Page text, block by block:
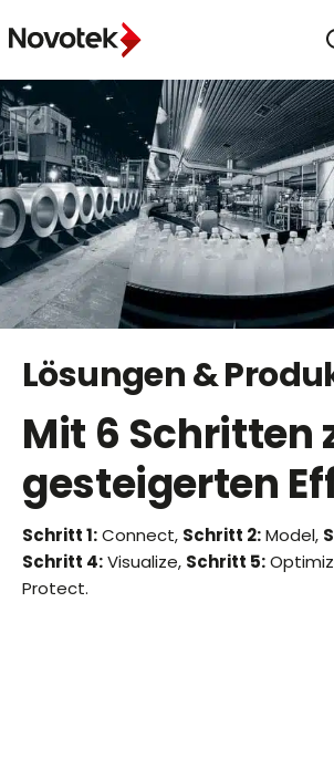
Lösungen &
Mit 6 Schritten
gesteigerten
Schritt 1:Connect, Schritt 2:Model,
Schritt 4:Visualize, Schritt 5:
Protect.